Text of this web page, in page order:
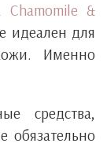
Chamomile &
идеален для
Именно
средства,
обязательно